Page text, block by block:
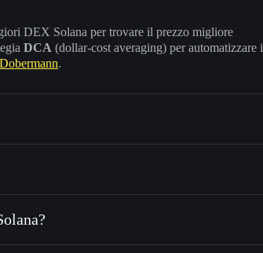
DEX Solana per trovare il prezzo migliore
DCA (dollar-cost averaging) per automatizzare i
.
USDC o in migliaia di altri token Solana al